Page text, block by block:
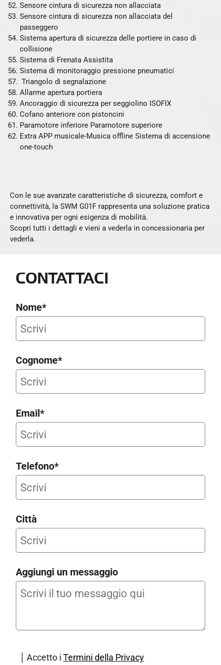
Sensore cintura di sicurezza non allacciata
Sensore cintura di sicurezza non allacciata del
passeggero
Sistema apertura di sicurezza delle portiere in caso di
collisione
Sistema di Frenata Assistita
Sistema di monitoraggio pressione pneumatici
Triangolo di segnalazione
Allarme apertura portiera
Ancoraggio di sicurezza per seggiolino ISOFIX
Cofano anteriore con pistoncini
Paramotore inferiore Paramotore superiore
Extra APP musicale-Musica offline Sistema di accensione
one-touch
Con le sue avanzate caratteristiche di sicurezza, comfort e
connettività, la SWM G01F rappresenta una soluzione pratica
e innovativa per ogni esigenza di mobilità.
Scopri tutti i dettagli e vieni a vederla in concessionaria per
vederla.
CONTATTACI
Nome*
Cognome*
Email*
Telefono*
Città
Aggiungi un messaggio
Accetto i Termini della Privacy